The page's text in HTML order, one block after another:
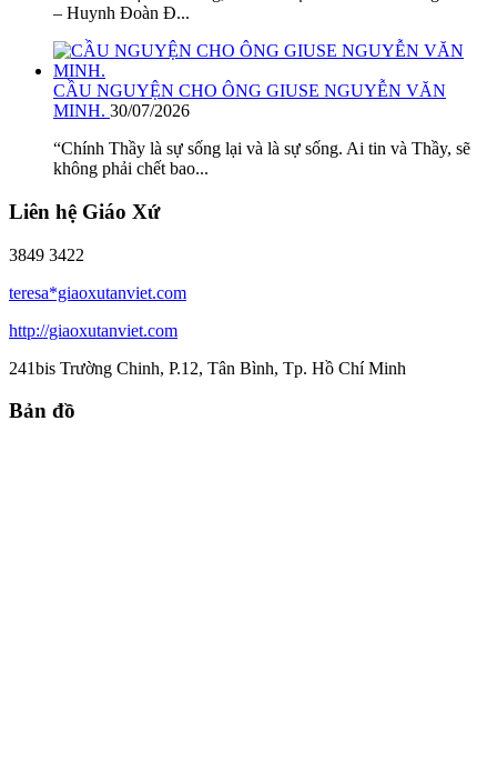
– Huynh Đoàn Đ...
CẦU NGUYỆN CHO ÔNG GIUSE NGUYỄN VĂN
MINH. 30/07/2026
“Chính Thầy là sự sống lại và là sự sống. Ai tin và Thầy, sẽ
không phải chết bao...
Liên hệ Giáo Xứ
3849 3422
teresa*giaoxutanviet.com
http://giaoxutanviet.com
241bis Trường Chinh, P.12, Tân Bình, Tp. Hồ Chí Minh
Bản đồ